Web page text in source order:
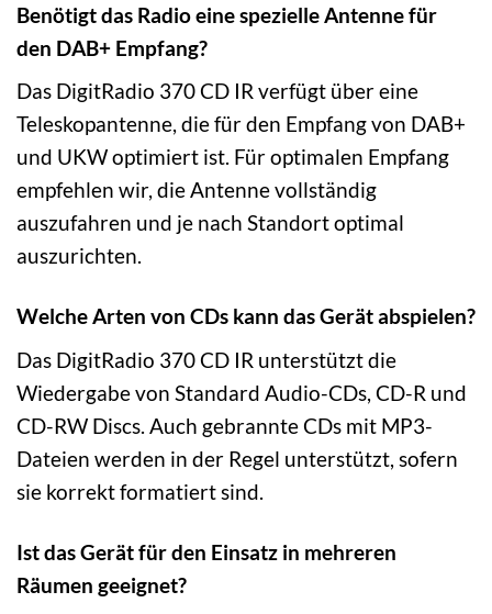
Benötigt das Radio eine spezielle Antenne für
den DAB+ Empfang?
Das DigitRadio 370 CD IR verfügt über eine
Teleskopantenne, die für den Empfang von DAB+
und UKW optimiert ist. Für optimalen Empfang
empfehlen wir, die Antenne vollständig
auszufahren und je nach Standort optimal
auszurichten.
Welche Arten von CDs kann das Gerät abspielen?
Das DigitRadio 370 CD IR unterstützt die
Wiedergabe von Standard Audio-CDs, CD-R und
CD-RW Discs. Auch gebrannte CDs mit MP3-
Dateien werden in der Regel unterstützt, sofern
sie korrekt formatiert sind.
Ist das Gerät für den Einsatz in mehreren
Räumen geeignet?